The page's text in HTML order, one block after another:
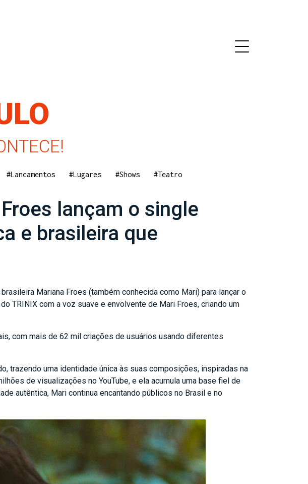
#Lancamentos #Lugares #Shows #Teatro
lançam o single
e brasileira que
Mariana Froes (também conhecida como Mari) para lançar o
TRINIX com a voz suave e envolvente de Mari Froes, criando um
com mais de 62 mil criações de usuários usando diferentes
trazendo uma identidade única às suas composições, inspiradas na
de visualizações no YouTube, e ela acumula uma base fiel de
autêntica, Mari continua encantando públicos no Brasil e no